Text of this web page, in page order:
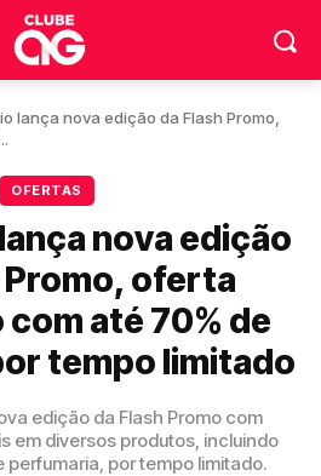
lança nova edição da Flash Promo,
OFERTAS
nova edição
Promo, oferta
até 70% de
tempo limitado
edição da Flash Promo com
em diversos produtos, incluindo
perfumaria, por tempo limitado.